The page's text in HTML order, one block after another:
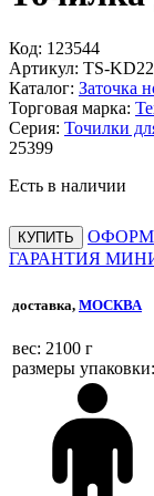
Код: 123544
Артикул: TS-
Каталог: Заточка
Торговая марка:
Серия: Точилки
25399
Есть в наличии
КУПИТЬ
ГАРАНТИЯ
доставка, МОСКВА
веc: 2100 г
размеры